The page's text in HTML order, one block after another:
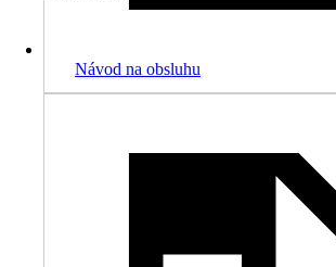
Návod na obsluhu